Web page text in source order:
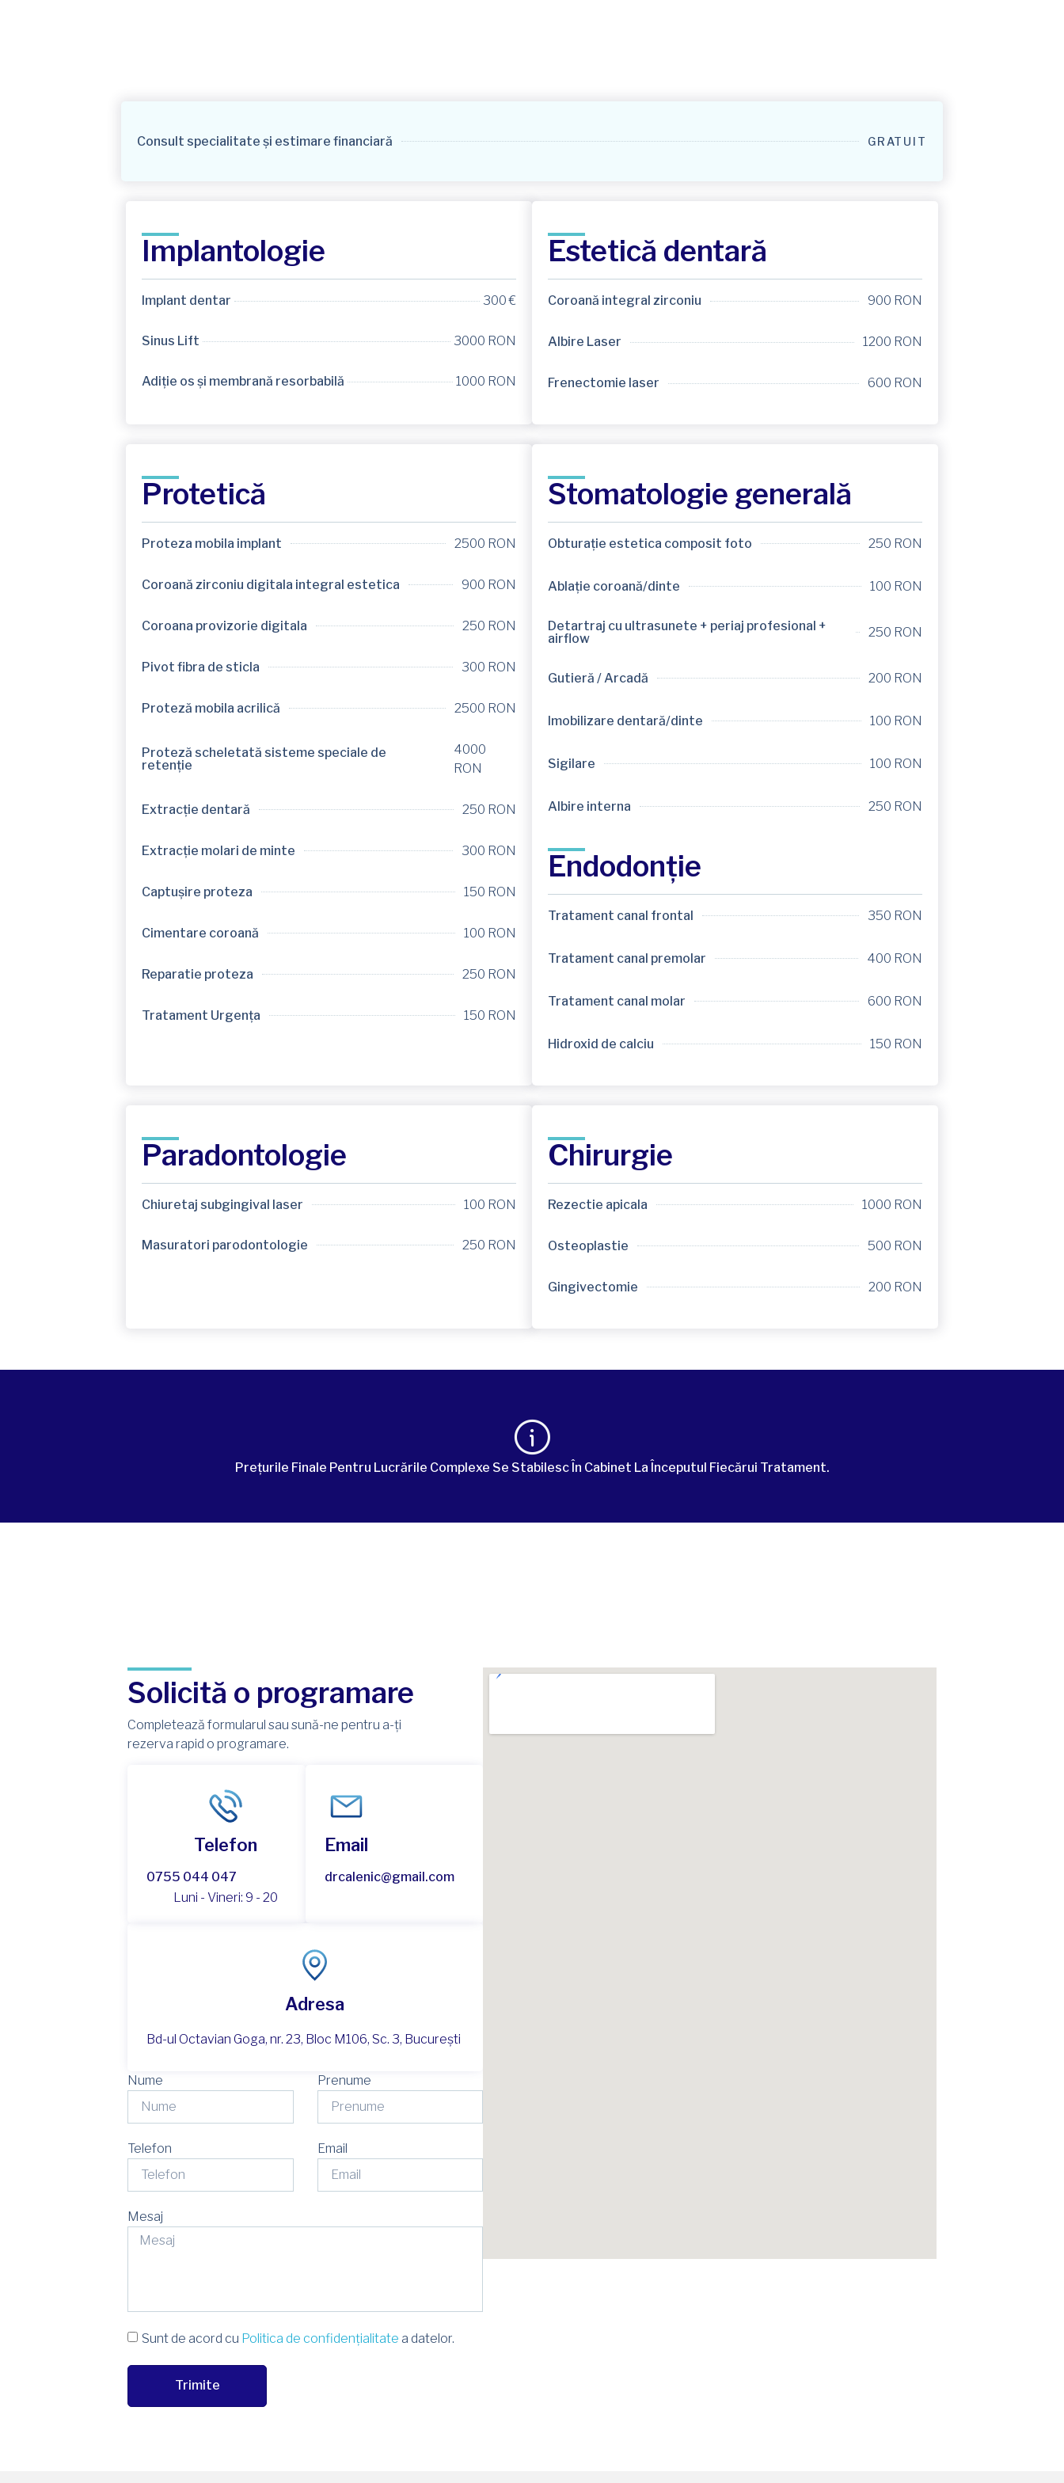
Consult specialitate și estimare financiară GRATUIT
Implantologie
Implant dentar 300 €
Sinus Lift 3000 RON
Adiție os și membrană resorbabilă 1000 RON
Estetică dentară
Coroană integral zirconiu 900 RON
Albire Laser 1200 RON
Frenectomie laser 600 RON
Protetică
Proteza mobila implant 2500 RON
Coroană zirconiu digitala integral estetica 900 RON
Coroana provizorie digitala 250 RON
Pivot fibra de sticla 300 RON
Proteză mobila acrilică 2500 RON
Proteză scheletată sisteme speciale de
retenție
4000
RON
Extracție dentară 250 RON
Extracție molari de minte 300 RON
Captușire proteza 150 RON
Cimentare coroană 100 RON
Reparatie proteza 250 RON
Tratament Urgența 150 RON
Endodonție
Tratament canal frontal 350 RON
Tratament canal premolar 400 RON
Tratament canal molar 600 RON
Hidroxid de calciu 150 RON
Stomatologie generală
Obturație estetica composit foto 250 RON
Ablație coroană/dinte 100 RON
Detartraj cu ultrasunete + periaj profesional +
airflow
250 RON
Gutieră / Arcadă 200 RON
Imobilizare dentară/dinte 100 RON
Sigilare 100 RON
Albire interna 250 RON
Paradontologie
Chiuretaj subgingival laser 100 RON
Masuratori parodontologie 250 RON
Chirurgie
Rezectie apicala 1000 RON
Osteoplastie 500 RON
Gingivectomie 200 RON
Prețurile Finale Pentru Lucrările Complexe Se Stabilesc În Cabinet La Începutul Fiecărui Tratament.
Solicită o programare
Completează formularul sau sună-ne pentru a-ți
rezerva rapid o programare.
Telefon
0755 044 047​​
Luni - Vineri: 9 - 20​
Email
drcalenic@gmail.com
Adresa
Bd-ul Octavian Goga, nr. 23, Bloc M106, Sc. 3, București
Nume Prenume
Telefon Email
Mesaj
Sunt de acord cu Politica de confidențialitate a datelor.
Trimite